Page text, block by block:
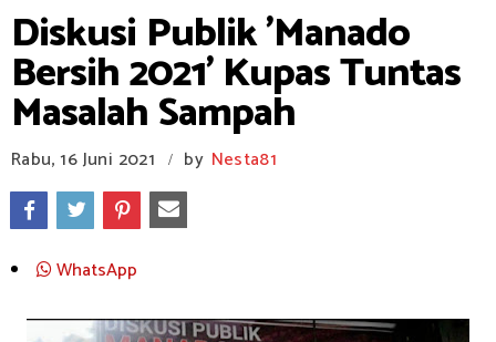
Diskusi Publik 'Manado
Bersih 2021' Kupas Tuntas
Masalah Sampah
Rabu, 16 Juni 2021 / by Nesta81
WhatsApp